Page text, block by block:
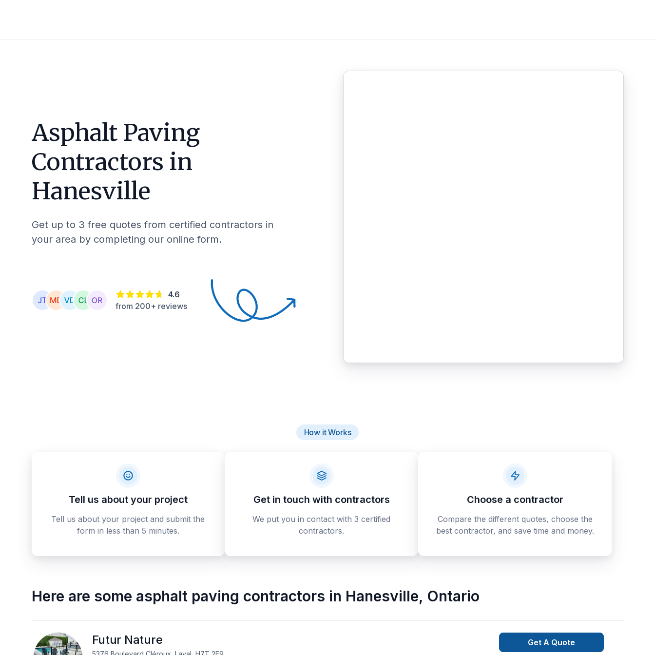
Asphalt Paving
Contractors in
Hanesville
Get up to 3 free quotes from certified contractors in
your area by completing our online form.
4.6
from 200+ reviews
How it Works
Tell us about your project
Tell us about your project and submit the
form in less than 5 minutes.
Get in touch with contractors
We put you in contact with 3 certified
contractors.
Choose a contractor
Compare the different quotes, choose the
best contractor, and save time and money.
Here are some asphalt paving contractors in Hanesville, Ontario
Futur Nature Get A Quote